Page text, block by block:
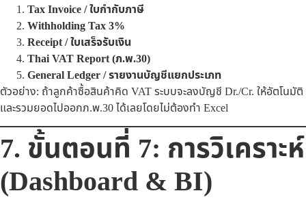
Tax Invoice / ใบกำกับภาษี
Withholding Tax 3%
Receipt / ใบเสร็จรับเงิน
Thai VAT Report (ภ.พ.30)
General Ledger / รายงานบัญชีแยกประเภท
ตัวอย่าง: ถ้าลูกค้าซื้อสินค้าคิด VAT ระบบจะลงบัญชี Dr./Cr. ให้อัตโนมัติ
และรวมยอดไปออกภ.พ.30 ได้เลยโดยไม่ต้องทำ Excel
7. ขั้นตอนที่ 7: การวิเคราะห์
(Dashboard & BI)